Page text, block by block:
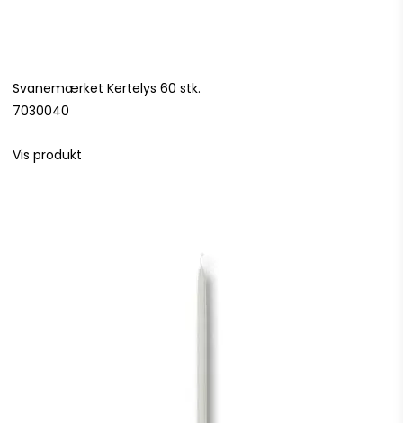
Svanemærket Kertelys 60 stk.
7030040
Vis produkt